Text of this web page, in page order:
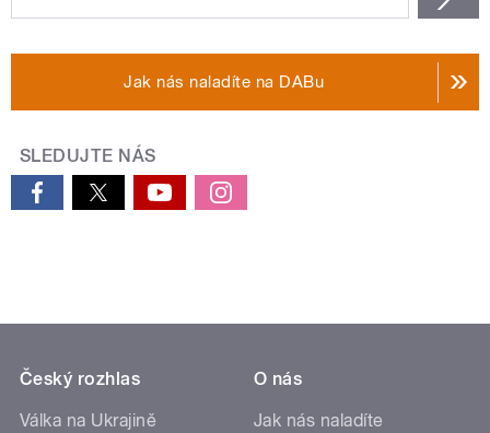
Jak nás naladíte na DABu
SLEDUJTE NÁS
Český rozhlas
Válka na Ukrajině
O nás
Jak nás naladíte